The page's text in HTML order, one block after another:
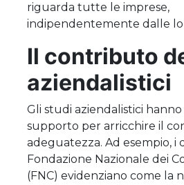
riguarda tutte le imprese,
indipendentemente dalle
Il contributo
aziendalistici
Gli studi aziendalistici
supporto per arricchire il
adeguatezza. Ad esempio,
Fondazione Nazionale dei
(FNC) evidenziano come la